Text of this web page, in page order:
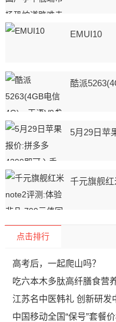
EMUI10
酷派
5月29日苹
千元旗舰
点击排行
高考后，一起爬山吗？
吃六本木多肽高纤膳食营
江苏名中医韩礼 创新研发
中国移动全国“保号”套餐